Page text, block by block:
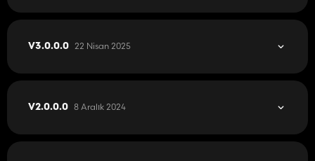
V3.0.0.0 22 Nisan 2025
V2.0.0.0 8 Aralık 2024